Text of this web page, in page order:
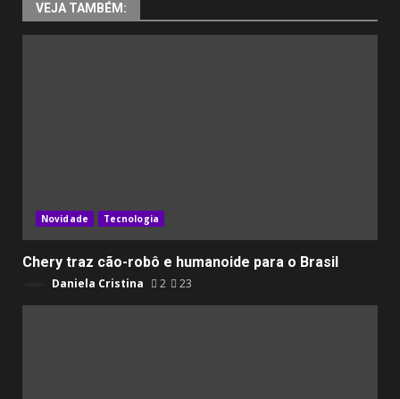
VEJA TAMBÉM:
Novidade Tecnologia
Chery traz cão-robô e humanoide para o Brasil
Daniela Cristina 2 23